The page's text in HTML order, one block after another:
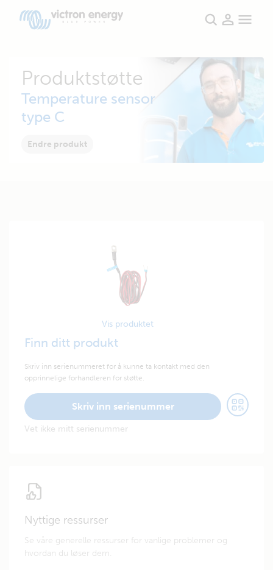
Produktstøtte
Temperature sensor
type C
Endre produkt
Vis produktet
Finn ditt produkt
Skriv inn serienummeret for å kunne ta kontakt med den
opprinnelige forhandleren for støtte.
Skriv inn serienummer
Vet ikke mitt serienummer
Nyttige ressurser
Se våre generelle ressurser for vanlige problemer og
hvordan du løser dem.